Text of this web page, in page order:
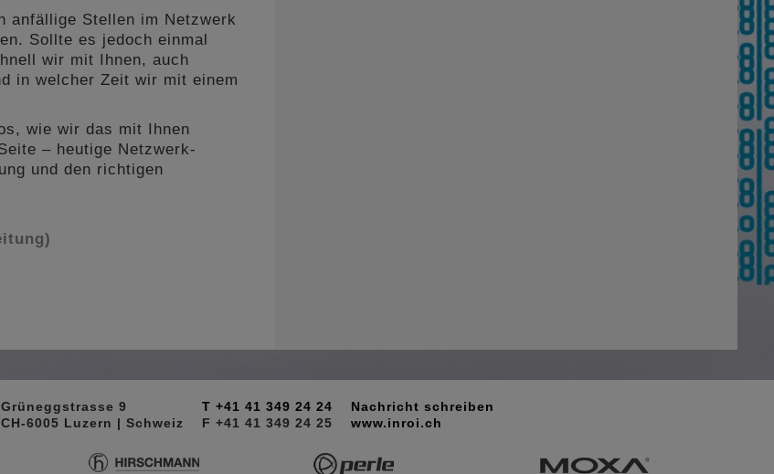
anfällige Stellen im Netzwerk
Sollte es jedoch einmal
wir mit Ihnen, auch
in welcher Zeit wir mit einem
wie wir das mit Ihnen
– heutige Netzwerk-
und den richtigen
Grüneggstrasse 9
CH-6005 Luzern | Schweiz
T +41 41 349 24 24
F +41 41 349 24 25
Nachricht schreiben
www.inroi.ch